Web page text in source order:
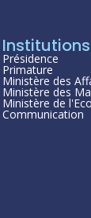
Institutions
Présidence
Primature
Ministère des
Ministère des
Ministère de
Communication